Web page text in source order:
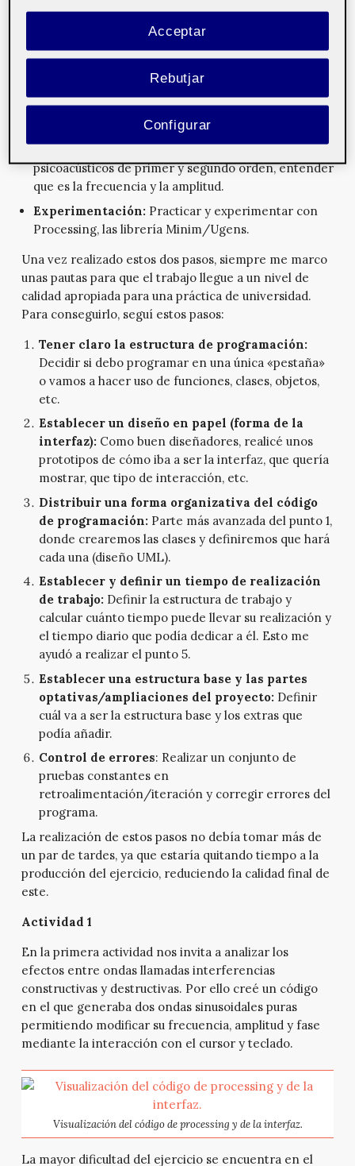
Investigar y compresión del temario:
Igual que cuando se construye una casa, no se empieza
por el tejado sino por los cimientos, empecé por
realizar una investigación y estudio del temario,
psicoacústicos de primer y segundo orden, entender
que es la frecuencia y la amplitud.
Experimentación: Practicar y experimentar con
Processing, las librería Minim/Ugens.
Una vez realizado estos dos pasos, siempre me marco
unas pautas para que el trabajo llegue a un nivel de
calidad apropiada para una práctica de universidad.
Para conseguirlo, seguí estos pasos:
Tener claro la estructura de programación:
Decidir si debo programar en una única «pestaña»
o vamos a hacer uso de funciones, clases, objetos,
etc.
Establecer un diseño en papel (forma de la
interfaz): Como buen diseñadores, realicé unos
prototipos de cómo iba a ser la interfaz, que quería
mostrar, que tipo de interacción, etc.
Distribuir una forma organizativa del código
de programación: Parte más avanzada del punto 1,
donde crearemos las clases y definiremos que hará
cada una (diseño UML).
Establecer y definir un tiempo de realización
de trabajo: Definir la estructura de trabajo y
calcular cuánto tiempo puede llevar su realización y
el tiempo diario que podía dedicar a él. Esto me
ayudó a realizar el punto 5.
Establecer una estructura base y las partes
optativas/ampliaciones del proyecto: Definir
cuál va a ser la estructura base y los extras que
podía añadir.
Control de errores: Realizar un conjunto de
pruebas constantes en
retroalimentación/iteración y corregir errores del
programa.
La realización de estos pasos no debía tomar más de
un par de tardes, ya que estaría quitando tiempo a la
producción del ejercicio, reduciendo la calidad final de
este.
Actividad 1
En la primera actividad nos invita a analizar los
efectos entre ondas llamadas interferencias
constructivas y destructivas. Por ello creé un código
en el que generaba dos ondas sinusoidales puras
permitiendo modificar su frecuencia, amplitud y fase
mediante la interacción con el cursor y teclado.
Visualización del código de processing y de la interfaz.
La mayor dificultad del ejercicio se encuentra en el
Rebutjar
Acceptar
Configurar